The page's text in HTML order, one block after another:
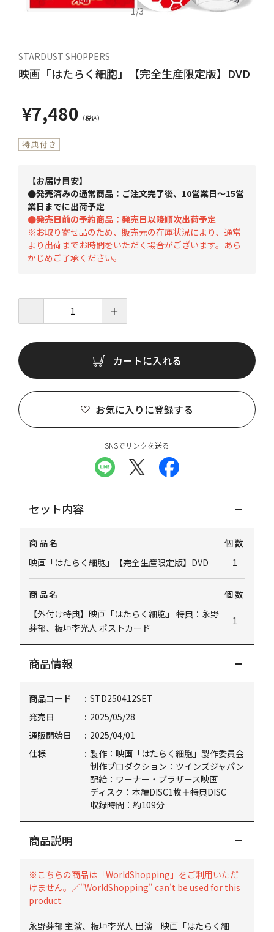
1/3
STARDUST SHOPPERS
映画「はたらく細胞」【完全生産限定版】DVD
¥7,480
【お届け目安】
●発売済みの通常商品：ご注文完了後、10営業日～15営
業日までに出荷予定
●発売日前の予約商品：発売日以降順次出荷予定
※お取り寄せ品のため、販売元の在庫状況により、通常
より出荷までお時間をいただく場合がございます。あら
かじめご了承ください。
－ ＋
カートに入れる
お気に入りに登録する
SNSでリンクを送る
セット内容
商品名
個数
映画「はたらく細胞」【完全生産限定版】DVD
1
商品名
個数
【外付け特典】映画「はたらく細胞」 特典：永野
芽郁、板垣李光人 ポストカード
1
商品情報
商品コード
STD250412SET
発売日
2025/05/28
通販開始日
2025/04/01
仕様
製作：映画「はたらく細胞」製作委員会
制作プロダクション：ツインズジャパン
配給：ワーナー・ブラザース映画
ディスク：本編DISC1枚＋特典DISC
収録時間：約109分
商品説明
※こちらの商品は「WorldShopping」をご利用いただ
けません。／"WorldShopping" can't be used for this
product.
永野芽郁 主演、板垣李光人 出演 映画「はたらく細